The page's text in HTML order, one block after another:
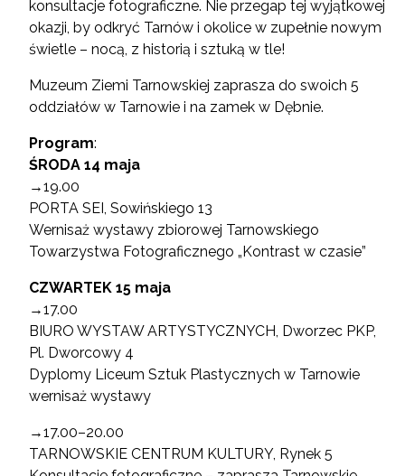
konsultacje fotograficzne. Nie przegap tej wyjątkowej
okazji, by odkryć Tarnów i okolice w zupełnie nowym
świetle – nocą, z historią i sztuką w tle!
Muzeum Ziemi Tarnowskiej zaprasza do swoich 5
oddziałów w Tarnowie i na zamek w Dębnie.
Program:
ŚRODA 14 maja
→19.00
PORTA SEI, Sowińskiego 13
Wernisaż wystawy zbiorowej Tarnowskiego
Towarzystwa Fotograficznego „Kontrast w czasie”
CZWARTEK 15 maja
→17.00
BIURO WYSTAW ARTYSTYCZNYCH, Dworzec PKP,
Pl. Dworcowy 4
Dyplomy Liceum Sztuk Plastycznych w Tarnowie
wernisaż wystawy
→17.00–20.00
TARNOWSKIE CENTRUM KULTURY, Rynek 5